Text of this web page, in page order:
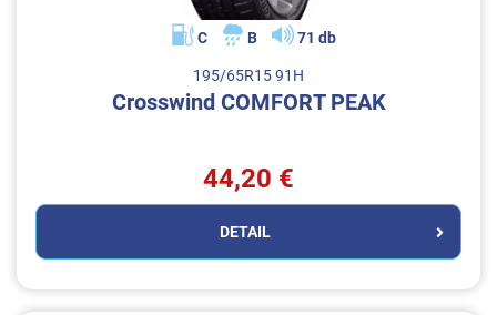
C B 71 db
195/65R15 91H
Crosswind COMFORT PEAK
44,20 €
DETAIL